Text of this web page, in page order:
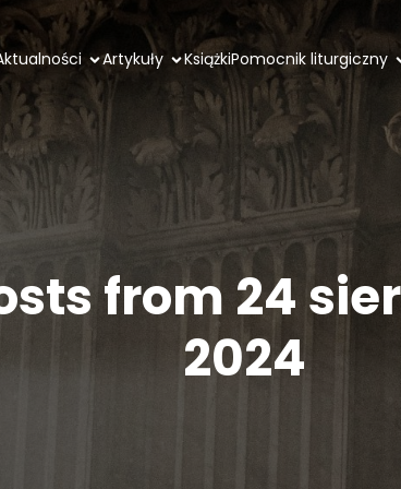
Artykuły KsiążkiPomocnik liturgiczny
from 24
2024